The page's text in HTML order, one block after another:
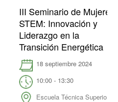
III Seminario de Mujeres
STEM: Innovación y
Liderazgo en la
Transición Energética
18 septiembre 2024
10:00 - 13:30
Escuela Técnica Superior